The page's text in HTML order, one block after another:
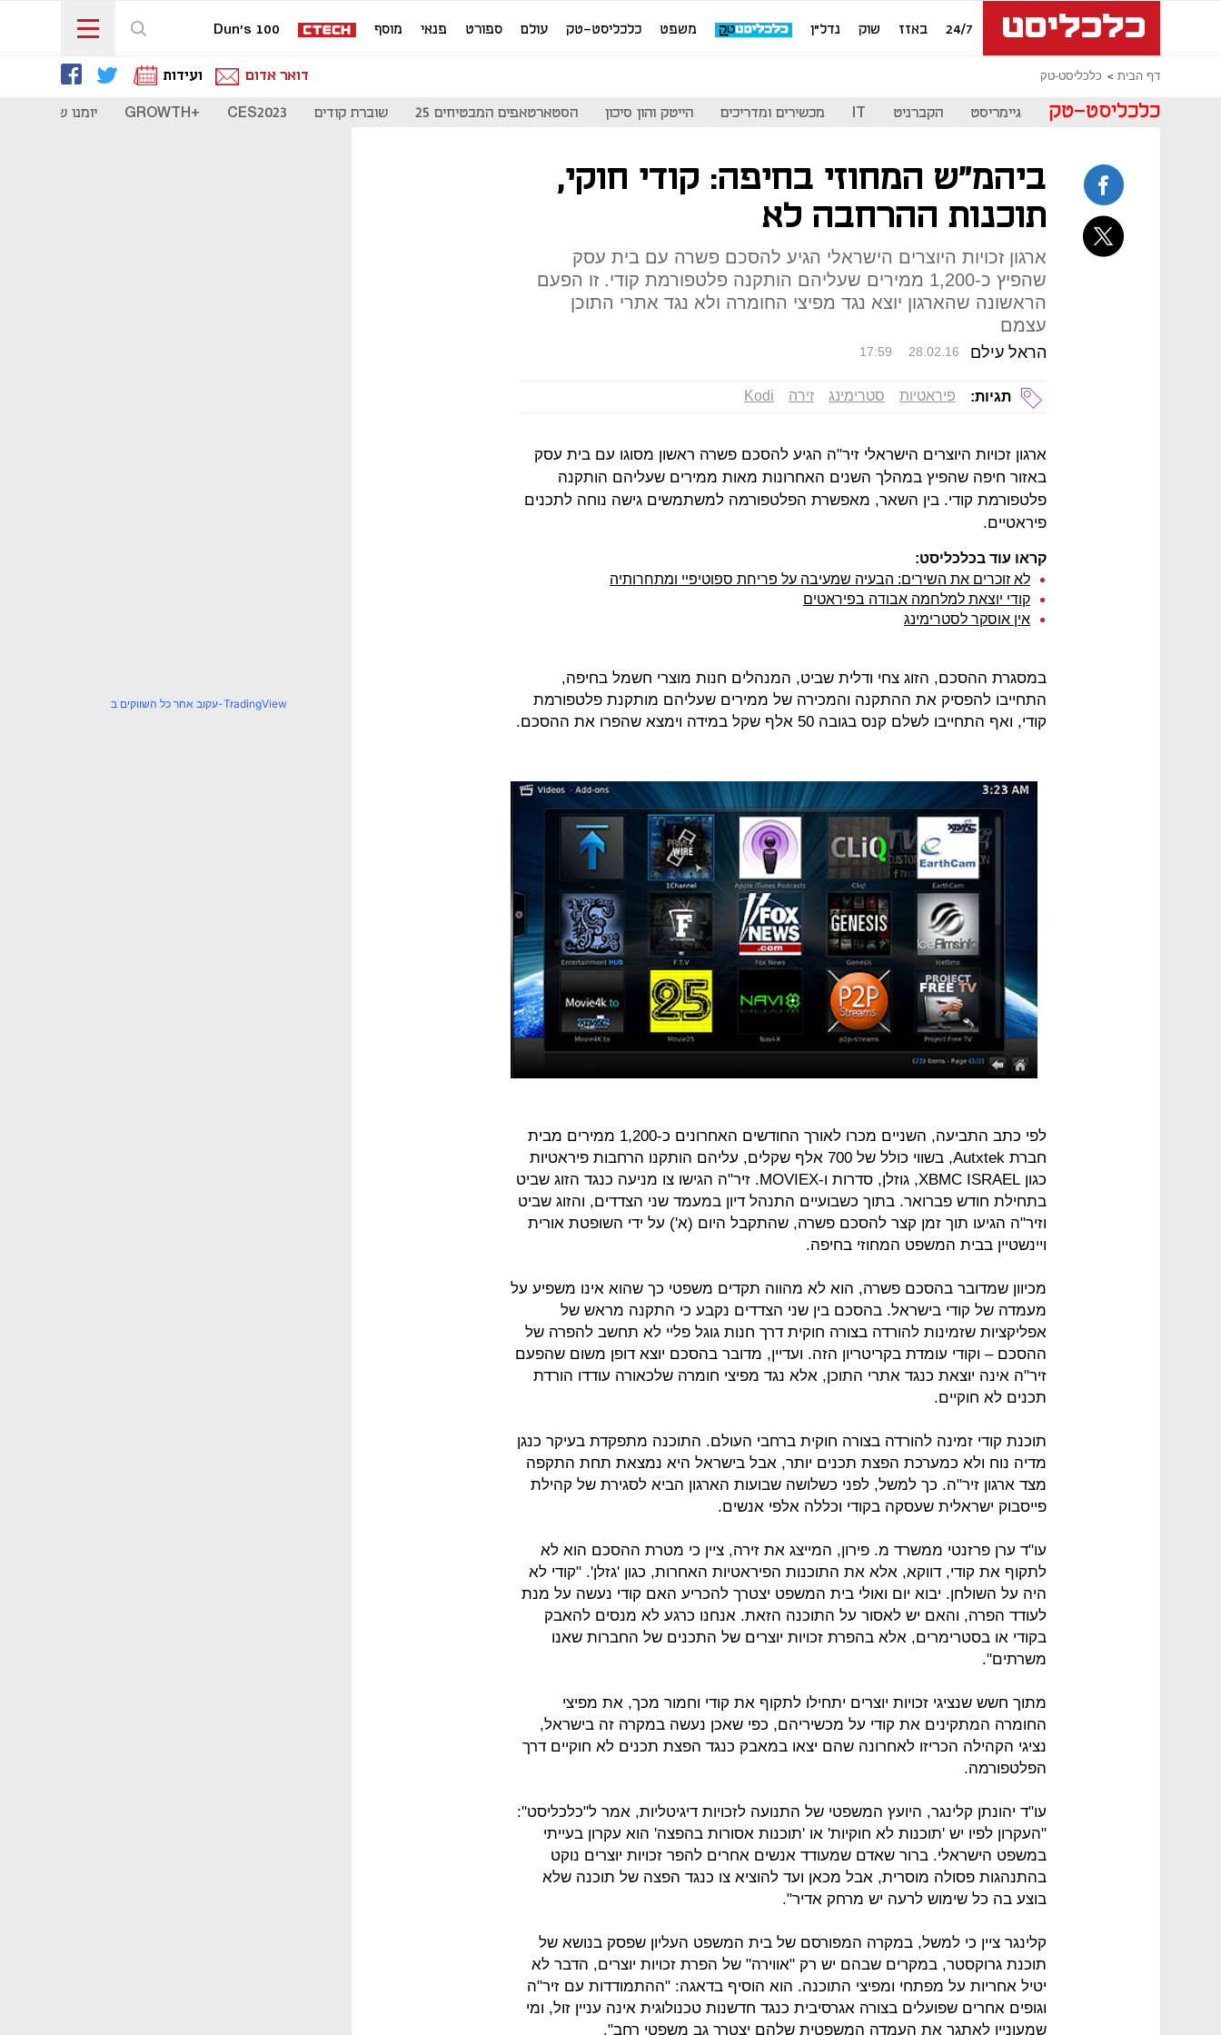
24/7 באזז שוק נדל"ן משפט כלכליסט-טק עולם ספורט פנאי מוסף Dun's 100
דף הבית כלכליסט-טק דואר אדום ועידות
כלכליסט-טק גיימריסט הקברניט IT מכשירים ומדריכים הייטק והון סיכון הסטארטאפים המבטיחים 25 שוברת קודים CES2023
+GROWTH יומנו של
ביהמ"ש המחוזי בחיפה: קודי חוקי,
תוכנות ההרחבה לא
ארגון זכויות היוצרים הישראלי הגיע להסכם פשרה עם בית עסק
שהפיץ כ-1,200 ממירים שעליהם הותקנה פלטפורמת קודי. זו הפעם
הראשונה שהארגון יוצא נגד מפיצי החומרה ולא נגד אתרי התוכן
עצמם
הראל עילם 17:59 28.02.16
תגיות: פיראטיות סטרימינג זירה Kodi
ארגון זכויות היוצרים הישראלי זיר"ה הגיע להסכם פשרה ראשון מסוגו עם בית עסק
באזור חיפה שהפיץ במהלך השנים האחרונות מאות ממירים שעליהם הותקנה
פלטפורמת קודי. בין השאר, מאפשרת הפלטפורמה למשתמשים גישה נוחה לתכנים
פיראטיים.
קראו עוד בכלכליסט:
לא זוכרים את השירים: הבעיה שמעיבה על פריחת ספוטיפיי ומתחרותיה
קודי יוצאת למלחמה אבודה בפיראטים
אין אוסקר לסטרימינג
במסגרת ההסכם, הזוג צחי ודלית שביט, המנהלים חנות מוצרי חשמל בחיפה,
התחייבו להפסיק את ההתקנה והמכירה של ממירים שעליהם מותקנת פלטפורמת
קודי, ואף התחייבו לשלם קנס בגובה 50 אלף שקל במידה וימצא שהפרו את ההסכם.
לפי כתב התביעה, השניים מכרו לאורך החודשים האחרונים כ-1,200 ממירים מבית
חברת Autxtek, בשווי כולל של 700 אלף שקלים, עליהם הותקנו הרחבות פיראטיות
כגון XBMC ISRAEL, גוזלן, סדרות ו-MOVIEX. זיר"ה הגישו צו מניעה כנגד הזוג שביט
בתחילת חודש פברואר. בתוך כשבועיים התנהל דיון במעמד שני הצדדים, והזוג שביט
וזיר"ה הגיעו תוך זמן קצר להסכם פשרה, שהתקבל היום (א') על ידי השופטת אורית
ויינשטיין בבית המשפט המחוזי בחיפה.
מכיוון שמדובר בהסכם פשרה, הוא לא מהווה תקדים משפטי כך שהוא אינו משפיע על
מעמדה של קודי בישראל. בהסכם בין שני הצדדים נקבע כי התקנה מראש של
אפליקציות שזמינות להורדה בצורה חוקית דרך חנות גוגל פליי לא תחשב להפרה של
ההסכם – וקודי עומדת בקריטריון הזה. ועדיין, מדובר בהסכם יוצא דופן משום שהפעם
זיר"ה אינה יוצאת כנגד אתרי התוכן, אלא נגד מפיצי חומרה שלכאורה עודדו הורדת
תכנים לא חוקיים.
תוכנת קודי זמינה להורדה בצורה חוקית ברחבי העולם. התוכנה מתפקדת בעיקר כנגן
מדיה נוח ולא כמערכת הפצת תכנים יותר, אבל בישראל היא נמצאת תחת התקפה
מצד ארגון זיר"ה. כך למשל, לפני כשלושה שבועות הארגון הביא לסגירת של קהילת
פייסבוק ישראלית שעסקה בקודי וכללה אלפי אנשים.
עו"ד ערן פרזנטי ממשרד מ. פירון, המייצג את זירה, ציין כי מטרת ההסכם הוא לא
לתקוף את קודי, דווקא, אלא את התוכנות הפיראטיות האחרות, כגון 'גזלן'. "קודי לא
היה על השולחן. יבוא יום ואולי בית המשפט יצטרך להכריע האם קודי נעשה על מנת
לעודד הפרה, והאם יש לאסור על התוכנה הזאת. אנחנו כרגע לא מנסים להאבק
בקודי או בסטרימרים, אלא בהפרת זכויות יוצרים של התכנים של החברות שאנו
משרתים".
מתוך חשש שנציגי זכויות יוצרים יתחילו לתקוף את קודי וחמור מכך, את מפיצי
החומרה המתקינים את קודי על מכשיריהם, כפי שאכן נעשה במקרה זה בישראל,
נציגי הקהילה הכריזו לאחרונה שהם יצאו במאבק כנגד הפצת תכנים לא חוקיים דרך
הפלטפורמה.
עו"ד יהונתן קלינגר, היועץ המשפטי של התנועה לזכויות דיגיטליות, אמר ל"כלכליסט":
"העקרון לפיו יש 'תוכנות לא חוקיות' או 'תוכנות אסורות בהפצה' הוא עקרון בעייתי
במשפט הישראלי. ברור שאדם שמעודד אנשים אחרים להפר זכויות יוצרים נוקט
בהתנהגות פסולה מוסרית, אבל מכאן ועד להוציא צו כנגד הפצה של תוכנה שלא
בוצע בה כל שימוש לרעה יש מרחק אדיר".
קלינגר ציין כי למשל, במקרה המפורסם של בית המשפט העליון שפסק בנושא של
תוכנת גרוקסטר, במקרים שבהם יש רק "אווירה" של הפרת זכויות יוצרים, הדבר לא
יטיל אחריות על מפתחי ומפיצי התוכנה. הוא הוסיף בדאגה: "ההתמודדות עם זיר"ה
וגופים אחרים שפועלים בצורה אגרסיבית כנגד חדשנות טכנולוגית אינה עניין זול, ומי
שמעוניין לאתגר את העמדה המשפטית שלהם יצטרך גב משפטי רחב".
עקוב אחר כל השווקים ב-TradingView